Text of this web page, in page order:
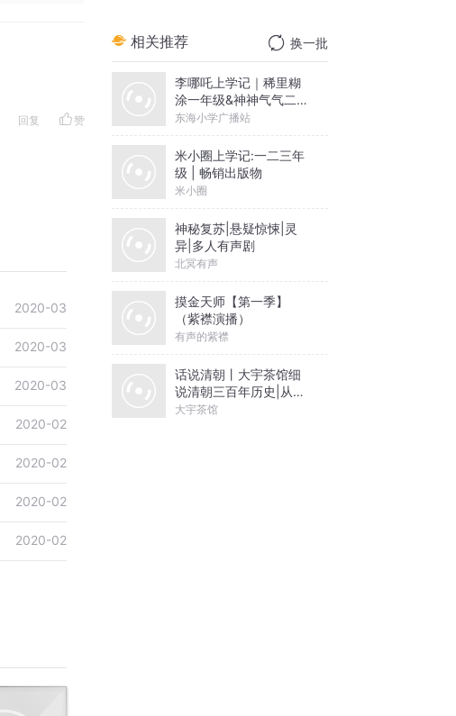
回复 赞
2020-03
2020-03
2020-03
2020-02
2020-02
2020-02
2020-02
相关推荐 换一批
李哪吒上学记｜稀里糊
涂一年级&神神气气二年
级
东海小学广播站
米小圈上学记:一二三年
级 | 畅销出版物
米小圈
神秘复苏|悬疑惊悚|灵
异|多人有声剧
北冥有声
摸金天师【第一季】
（紫襟演播）
有声的紫襟
话说清朝丨大宇茶馆细
说清朝三百年历史|从努
尔哈赤到末代皇帝溥仪|
大宇茶馆